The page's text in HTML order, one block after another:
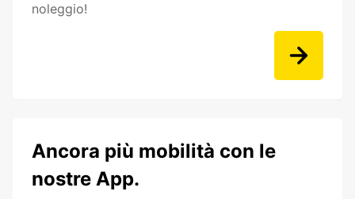
noleggio!
Ancora più mobilità con le
nostre App.